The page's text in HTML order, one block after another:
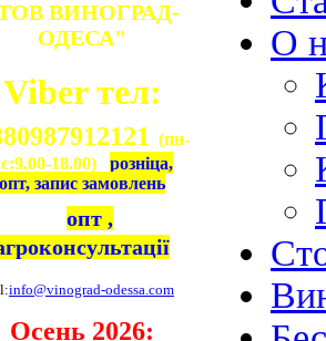
ВИНОГРАД-
ОДЕСА"
Viber тел:
(пн-
18.00) розніца,
опт, запис замовлень
опт ,
info@vinograd-odessa.com
Осень 2026:
О